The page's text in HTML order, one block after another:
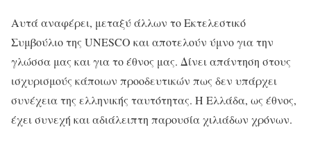
Αυτά αναφέρει, μεταξύ άλλων το Εκτελεστικό
Συμβούλιο της UNESCO και αποτελούν ύμνο για την
γλώσσα μας και για το έθνος μας. Δίνει απάντηση στους
ισχυρισμούς κάποιων προοδευτικών πως δεν υπάρχει
συνέχεια της ελληνικής ταυτότητας. Η Ελλάδα, ως έθνος,
έχει συνεχή και αδιάλειπτη παρουσία χιλιάδων χρόνων.